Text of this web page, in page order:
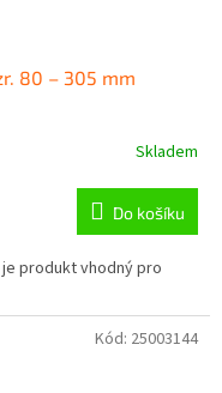
80 – 305 mm
Skladem
Do košíku
je produkt vhodný pro
Kód: 25003144